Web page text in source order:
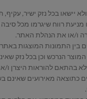
יישאו בכל נזק ישיר,
רווח שיגרמו מכל
כתוצאה מאירועים שאינם